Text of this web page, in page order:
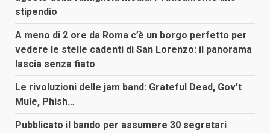
stipendio
A meno di 2 ore da Roma c’è un borgo perfetto per
vedere le stelle cadenti di San Lorenzo: il panorama
lascia senza fiato
Le rivoluzioni delle jam band: Grateful Dead, Gov’t
Mule, Phish…
Pubblicato il bando per assumere 30 segretari